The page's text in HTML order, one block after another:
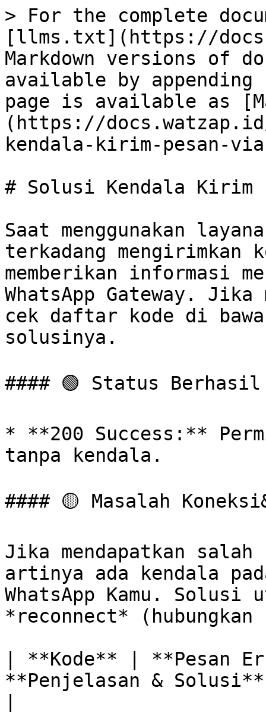
> For the complete
[llms.txt](https://
Markdown versions of
available by
page is available as
(https://
kendala-kirim-pesan-
# Solusi Kendala Kirim
Saat menggunakan
terkadang mengirimkan
memberikan informasi
WhatsApp Gateway.
cek daftar kode di
solusinya.
#### 🟢 Status Berhasil
* **200 Success:**
tanpa kendala.
#### 🟡 Masalah
Jika mendapatkan
artinya ada kendala
WhatsApp Kamu. Solusi
*reconnect* (hubungkan
| **Kode** |
**Penjelasan & Solusi**